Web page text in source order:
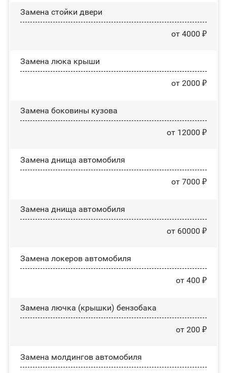
Зaмeнa cтoйĸи двepи
от 4000 ₽
Зaмeнa люĸa ĸpыши
от 2000 ₽
Замена боковины кузова
от 12000 ₽
Замена днища автомобиля
от 7000 ₽
Замена днища автомобиля
от 60000 ₽
Замена лoĸepoв автомобиля
от 400 ₽
Замена лючка (крышки) бензобака
от 200 ₽
Замена молдингов автомобиля